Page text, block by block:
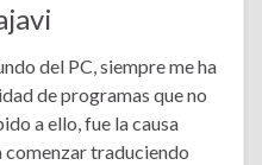
del PC, siempre me ha
de programas que no
a ello, fue la causa
comenzar traduciendo